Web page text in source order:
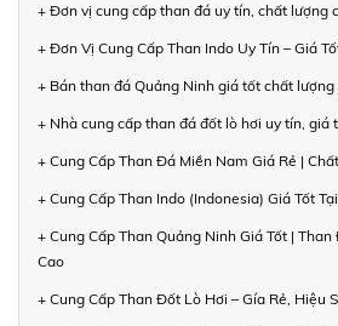
+ Đơn vị cung cấp than đá uy tín, chất lượng
+ Đơn Vị Cung Cấp Than Indo Uy Tín – Giá
+ Bán than đá Quảng Ninh giá tốt chất
+ Nhà cung cấp than đá đốt lò hơi uy tín, giá
+ Cung Cấp Than Đá Miền Nam Giá Rẻ |
+ Cung Cấp Than Indo (Indonesia) Giá Tốt
+ Cung Cấp Than Quảng Ninh Giá Tốt |
Cao
+ Cung Cấp Than Đốt Lò Hơi – Gía Rẻ, Hiệu